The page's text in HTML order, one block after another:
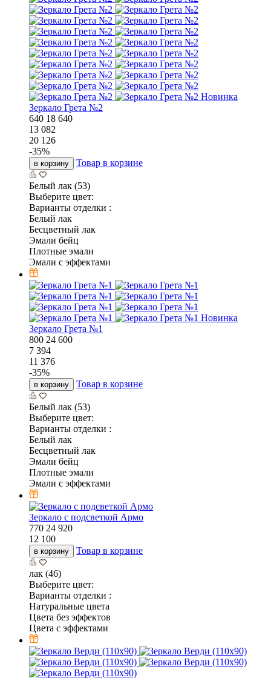
Новинка
Зеркало Грета №2
640 18 640
13 082
20 126
-35%
в корзину Товар в корзине
Белый лак (53)
Выберите цвет:
Варианты отделки :
Белый лак
Бесцветный лак
Эмали бейц
Плотные эмали
Эмали с эффектами
Новинка
Зеркало Грета №1
800 24 600
7 394
11 376
-35%
в корзину Товар в корзине
Белый лак (53)
Выберите цвет:
Варианты отделки :
Белый лак
Бесцветный лак
Эмали бейц
Плотные эмали
Эмали с эффектами
Зеркало с подсветкой Армо
770 24 920
12 100
в корзину Товар в корзине
лак (46)
Выберите цвет:
Варианты отделки :
Натуральные цвета
Цвета без эффектов
Цвета с эффектами